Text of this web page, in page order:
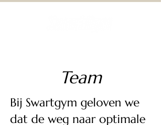
Team
Bij Swartgym geloven we
dat de weg naar optimale